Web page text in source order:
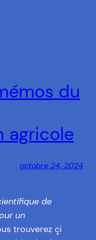
du
agricole
octobre 24, 2024
de
un
trouverez çi